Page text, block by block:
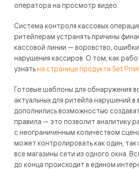
оператора на просмотр видео.
Система контроля кассовых
ритейлерам устранять причины
кассовой линии — воровство,
нарушения кассиров. О том, как
узнатьна странице продукта Set
Готовые шаблоны для обнаружения
актуальных для ритейла нарушений в
дополнились возможностью
правила — это позволит аналитику
с неограниченным количеством
может контролировать как один,
все магазины сети из одного окна.
до конца происходит в едином